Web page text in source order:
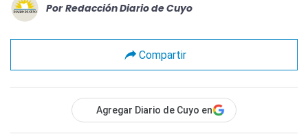
Por Redacción Diario de Cuyo
Compartir
Agregar Diario de Cuyo en